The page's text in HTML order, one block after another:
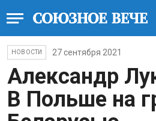
НОВОСТИ 27 сентября 2021
Александр
В Польше на